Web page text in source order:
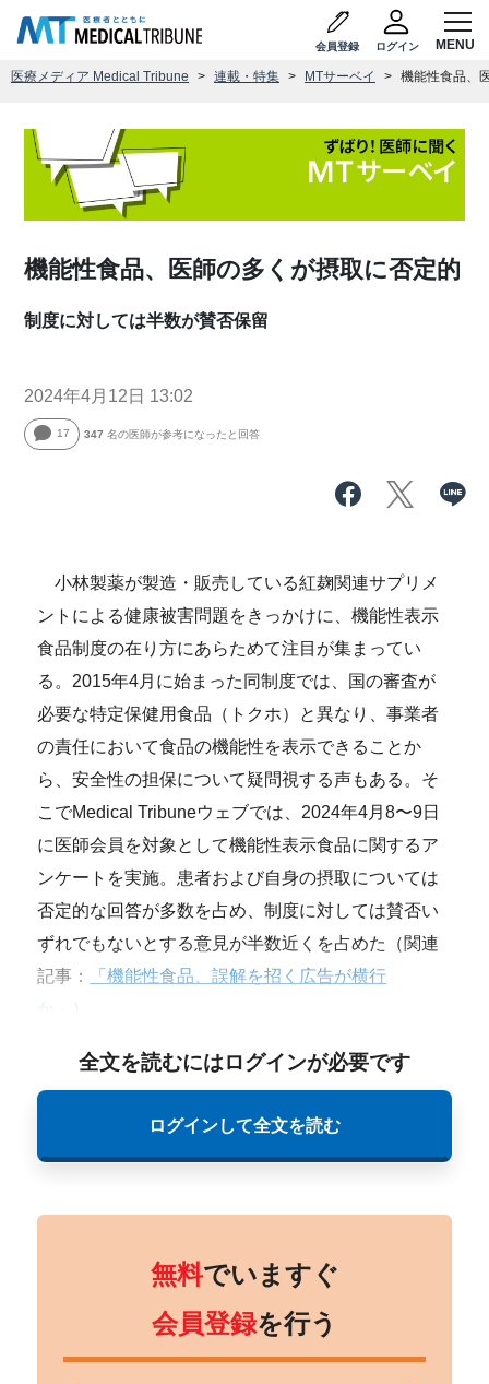
会員登録 ログイン
医療メディア Medical Tribune 連載・特集 MTサーベイ 機能性食品、
機能性食品、医師の多くが摂取に否定的
制度に対しては半数が賛否保留
2024年4月12日 13:02
17 347 名の医師が参考になったと回答
小林製薬が製造・販売している紅麹関連サプリメ
ントによる健康被害問題をきっかけに、機能性表示
食品制度の在り方にあらためて注目が集まってい
る。2015年4月に始まった同制度では、国の審査が
必要な特定保健用食品（トクホ）と異なり、事業者
の責任において食品の機能性を表示できることか
ら、安全性の担保について疑問視する声もある。そ
こでMedical Tribuneウェブでは、2024年4月8〜9日
に医師会員を対象として機能性表示食品に関するア
ンケートを実施。患者および自身の摂取については
否定的な回答が多数を占め、制度に対しては賛否い
ずれでもないとする意見が半数近くを占めた（関連
記事：
「機能性食品、誤解を招く広告が横行
か」
全文を読むにはログインが必要です
ログインして全文を読む
無料でいますぐ
会員登録を行う